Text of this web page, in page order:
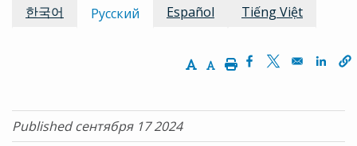
한국어
Русский Español Tiếng Việt
Increase Text Size
Decrease Text Size
PrintOpens in a new
Opens in a
Published сентября 17 2024